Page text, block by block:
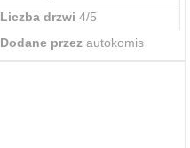
Liczba drzwi 4/5
Dodane przez autokomis